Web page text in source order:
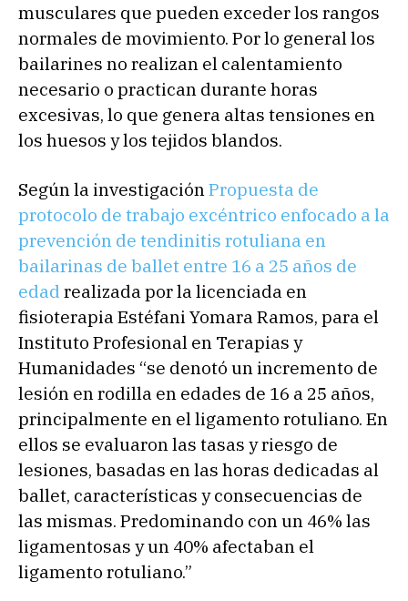
musculares que pueden exceder los rangos
normales de movimiento. Por lo general los
bailarines no realizan el calentamiento
necesario o practican durante horas
excesivas, lo que genera altas tensiones en
los huesos y los tejidos blandos.
Según la investigaciónPropuesta de
protocolo de trabajo excéntrico enfocado a la
prevención de tendinitis rotuliana en
bailarinas de ballet entre 16 a 25 años de
edad realizada por la licenciada en
fisioterapia Estéfani Yomara Ramos, para el
Instituto Profesional en Terapias y
Humanidades “se denotó un incremento de
lesión en rodilla en edades de 16 a 25 años,
principalmente en el ligamento rotuliano. En
ellos se evaluaron las tasas y riesgo de
lesiones, basadas en las horas dedicadas al
ballet, características y consecuencias de
las mismas. Predominando con un 46% las
ligamentosas y un 40% afectaban el
ligamento rotuliano.”